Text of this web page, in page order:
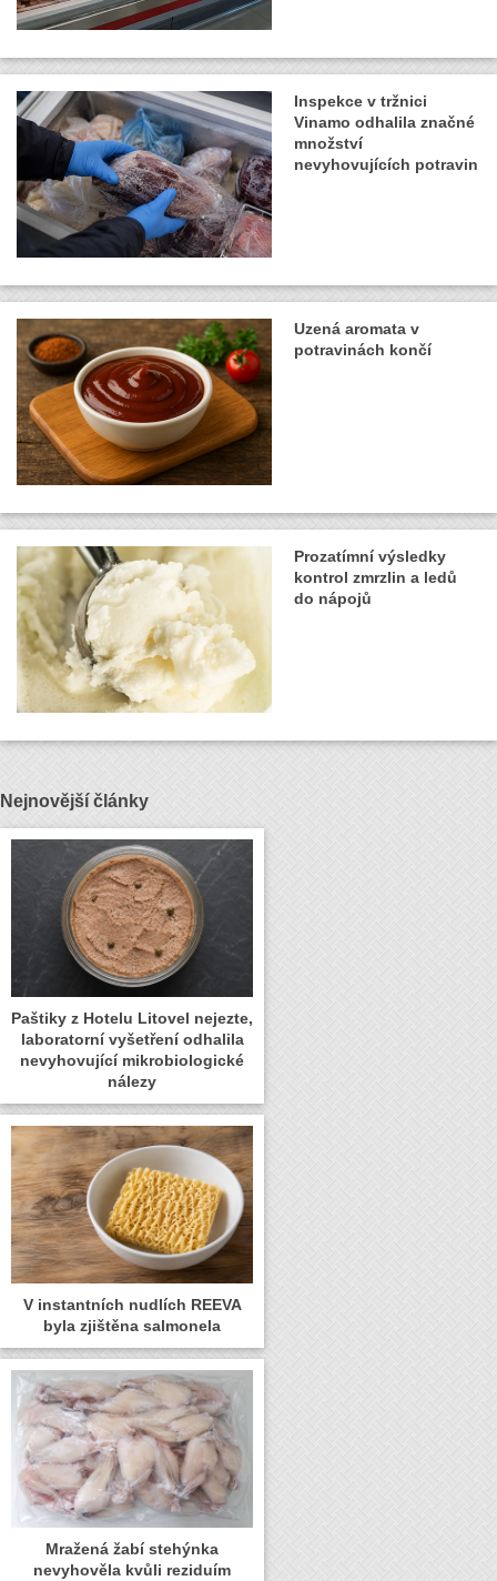
Inspekce v tržnici
Vinamo odhalila značné
množství
nevyhovujících potravin
Uzená aromata v
potravinách končí
Prozatímní výsledky
kontrol zmrzlin a ledů
do nápojů
Nejnovější články
Paštiky z Hotelu Litovel nejezte,
laboratorní vyšetření odhalila
nevyhovující mikrobiologické
nálezy
V instantních nudlích REEVA
byla zjištěna salmonela
Mražená žabí stehýnka
nevyhověla kvůli reziduím